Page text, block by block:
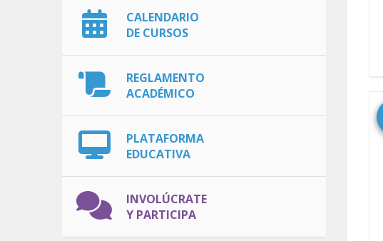
CALENDARIO
DE CURSOS
REGLAMENTO
ACADÉMICO
PLATAFORMA
EDUCATIVA
INVOLÚCRATE
Y PARTICIPA